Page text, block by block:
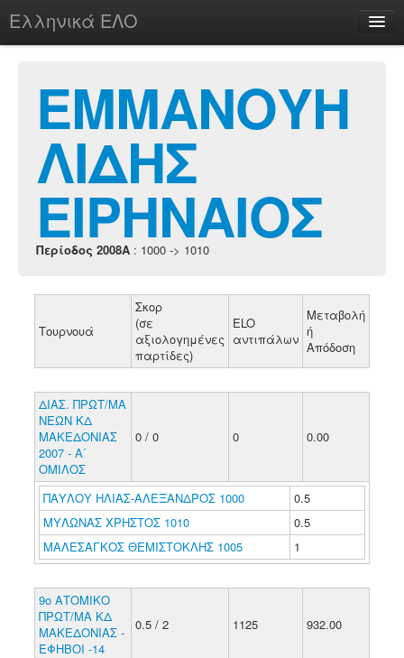
Ελληνικά ΕΛΟ
chesstu.be @ discord
Login
ΕΜΜΑΝΟΥΗ
ΛΙΔΗΣ
ΕΙΡΗΝΑΙΟΣ
Περίοδος 2008A : 1000 -> 1010
Τουρνουά
Σκορ
(σε
αξιολογημένες
παρτίδες)
ELO
αντιπάλων
Μεταβολή
ή
Απόδοση
ΔΙΑΣ. ΠΡΩΤ/ΜΑ
ΝΕΩΝ ΚΔ
ΜΑΚΕΔΟΝΙΑΣ
2007 - Α΄
ΟΜΙΛΟΣ
0 / 0 0 0.00
ΠΑΥΛΟΥ ΗΛΙΑΣ-ΑΛΕΞΑΝΔΡΟΣ 1000
0.5
ΜΥΛΩΝΑΣ ΧΡΗΣΤΟΣ 1010
0.5
ΜΑΛΕΣΑΓΚΟΣ ΘΕΜΙΣΤΟΚΛΗΣ 1005
1
9ο ΑΤΟΜΙΚΟ
ΠΡΩΤ/ΜΑ ΚΔ
ΜΑΚΕΔΟΝΙΑΣ -
ΕΦΗΒΟΙ -14
0.5 / 2 1125 932.00